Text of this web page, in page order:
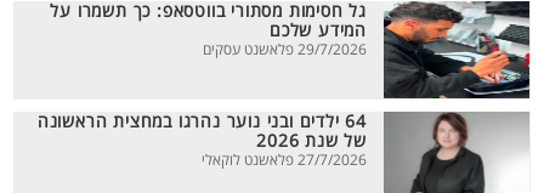
גל חסימות מסתורי בווטסאפ: כך תשמרו על
המידע שלכם
29/7/2026 פלאשנט עסקים
64 ילדים ובני נוער נהרגו במחצית הראשונה
של שנת 2026
27/7/2026 פלאשנט לוקאלי